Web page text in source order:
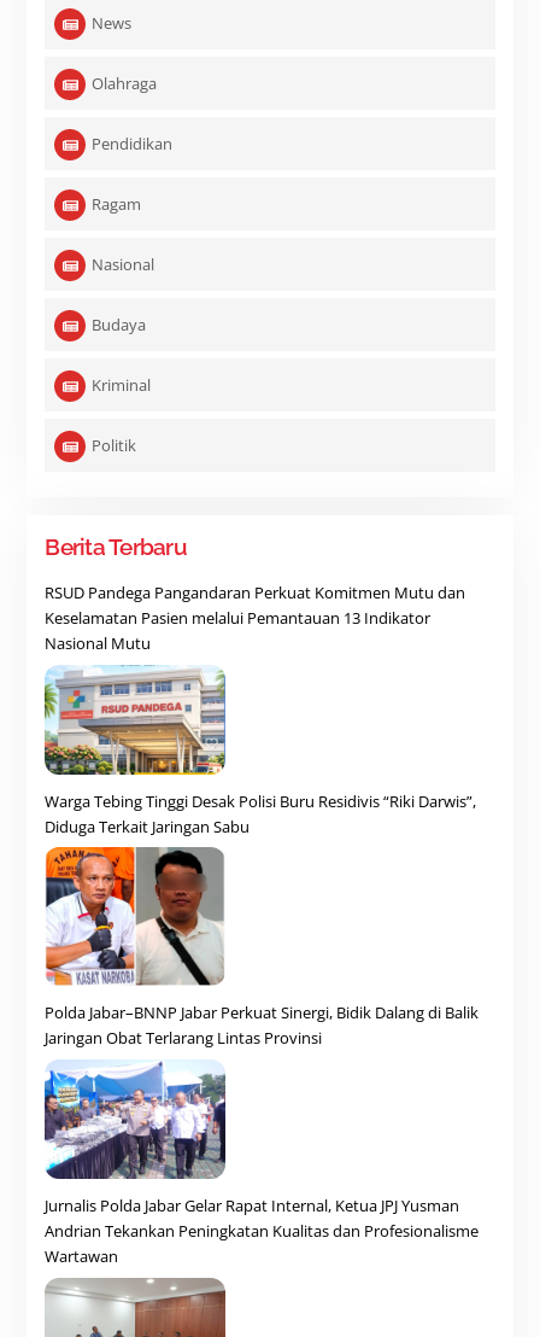
News
Olahraga
Pendidikan
Ragam
Nasional
Budaya
Kriminal
Politik
Berita Terbaru
RSUD Pandega Pangandaran Perkuat Komitmen Mutu dan
Keselamatan Pasien melalui Pemantauan 13 Indikator
Nasional Mutu
Warga Tebing Tinggi Desak Polisi Buru Residivis “Riki Darwis”,
Diduga Terkait Jaringan Sabu
Polda Jabar–BNNP Jabar Perkuat Sinergi, Bidik Dalang di Balik
Jaringan Obat Terlarang Lintas Provinsi
Jurnalis Polda Jabar Gelar Rapat Internal, Ketua JPJ Yusman
Andrian Tekankan Peningkatan Kualitas dan Profesionalisme
Wartawan